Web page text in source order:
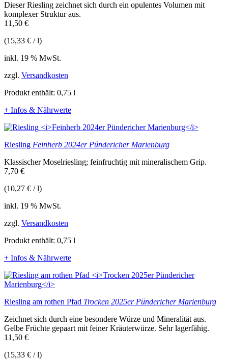
Dieser Riesling zeichnet sich durch ein opulentes Volumen mit
komplexer Struktur aus.
11,50 €
(15,33 € /l)
inkl. 19 % MwSt.
zzgl. Versandkosten
Produkt enthält: 0,75 l
+ Infos & Nährwerte
Riesling Feinherb 2024er Pündericher Marienburg
Klassischer Moselriesling; feinfruchtig mit mineralischem Grip.
7,70 €
(10,27 € /l)
inkl. 19 % MwSt.
zzgl. Versandkosten
Produkt enthält: 0,75 l
+ Infos & Nährwerte
Riesling am rothen Pfad Trocken 2025er Pündericher Marienburg
Zeichnet sich durch eine besondere Würze und Mineralität aus.
Gelbe Früchte gepaart mit feiner Kräuterwürze. Sehr lagerfähig.
11,50 €
(15,33 € /l)